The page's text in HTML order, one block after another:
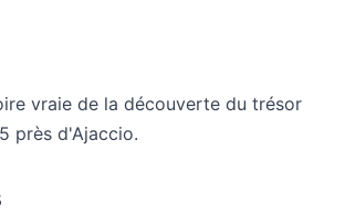
vraie de la découverte du trésor
près d'Ajaccio.